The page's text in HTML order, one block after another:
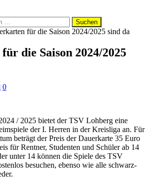
für die Saison 2024/2025 sind da
die Saison 2024/2025
0
/ 2025 bietet der TSV Lohberg eine
der I. Herren in der Kreisliga an. Für
beträgt der Preis der Dauerkarte 35 Euro
für Rentner, Studenten und Schüler ab 14
unter 14 können die Spiele des TSV
besuchen, ebenso wie alle schwarz-